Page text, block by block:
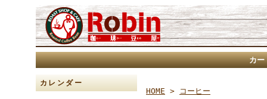
カー
カレンダー
HOME > コーヒー